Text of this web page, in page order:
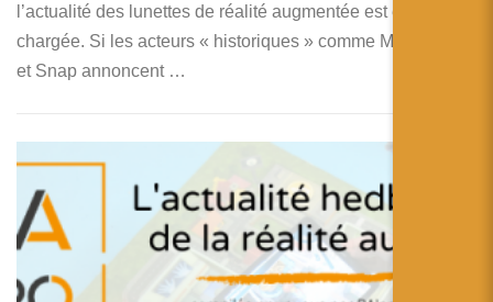
l’actualité des lunettes de réalité augmentée est encore
chargée. Si les acteurs « historiques » comme Magic Leap
et Snap annoncent …